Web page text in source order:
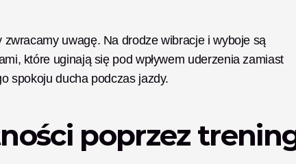
uwagę. Na drodze wibracje i wyboje są
które uginają się pod wpływem uderzenia zamiast
spokoju ducha podczas jazdy.
poprzez